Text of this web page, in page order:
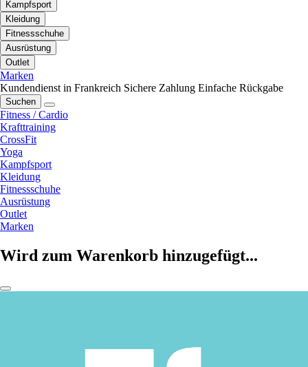
Kampfsport
Kleidung
Fitnessschuhe
Ausrüstung
Outlet
Marken
Kundendienst in Frankreich Sichere Zahlung Einfache Rückgabe
Suchen
Fitness / Cardio
Krafttraining
CrossFit
Yoga
Kampfsport
Kleidung
Fitnessschuhe
Ausrüstung
Outlet
Marken
Wird zum Warenkorb hinzugefügt...